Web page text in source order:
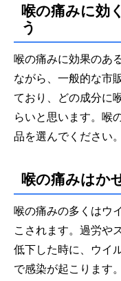
喉の痛みに効
う
喉の痛みに効果のあ
ながら、一般的な市
ており、どの成分に
らいと思います。喉
品を選んでください。
喉の痛みはか
喉の痛みの多くはウ
こされます。過労や
低下した時に、ウイ
で感染が起こります